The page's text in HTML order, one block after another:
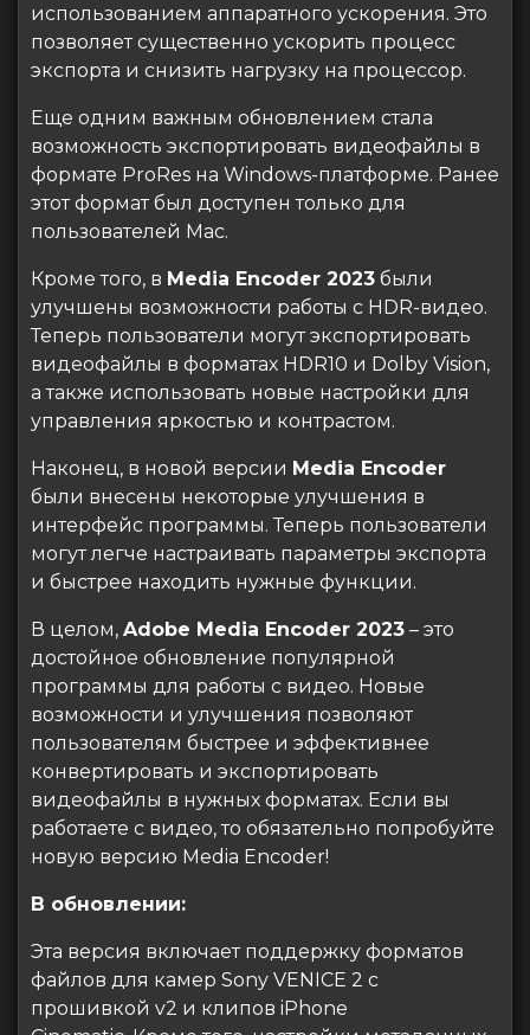
использованием аппаратного ускорения. Это
позволяет существенно ускорить процесс
экспорта и снизить нагрузку на процессор.
Еще одним важным обновлением стала
возможность экспортировать видеофайлы в
формате ProRes на Windows-платформе. Ранее
этот формат был доступен только для
пользователей Mac.
Кроме того, в Media Encoder 2023 были
улучшены возможности работы с HDR-видео.
Теперь пользователи могут экспортировать
видеофайлы в форматах HDR10 и Dolby Vision,
а также использовать новые настройки для
управления яркостью и контрастом.
Наконец, в новой версии Media Encoder
были внесены некоторые улучшения в
интерфейс программы. Теперь пользователи
могут легче настраивать параметры экспорта
и быстрее находить нужные функции.
В целом, Adobe Media Encoder 2023 – это
достойное обновление популярной
программы для работы с видео. Новые
возможности и улучшения позволяют
пользователям быстрее и эффективнее
конвертировать и экспортировать
видеофайлы в нужных форматах. Если вы
работаете с видео, то обязательно попробуйте
новую версию Media Encoder!
В обновлении:
Эта версия включает поддержку форматов
файлов для камер Sony VENICE 2 с
прошивкой v2 и клипов iPhone